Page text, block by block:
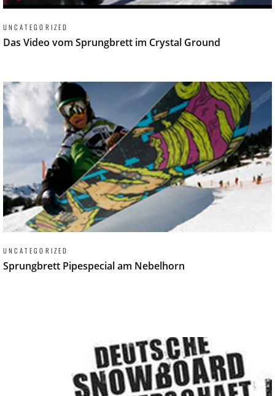
UNCATEGORIZED
Das Video vom Sprungbrett im Crystal Ground
UNCATEGORIZED
Sprungbrett Pipespecial am Nebelhorn